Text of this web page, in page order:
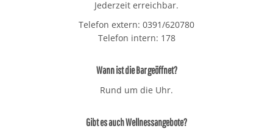
Jederzeit erreichbar.
Telefon extern: 0391/620780
Telefon intern: 178
Wann ist die Bar geöffnet?
Rund um die Uhr.
Gibt es auch Wellnessangebote?